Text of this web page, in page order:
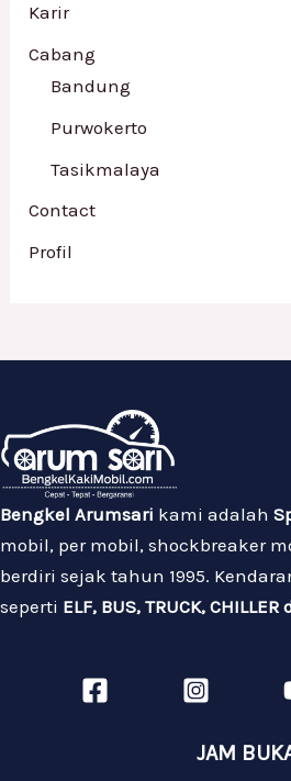
Karir
Cabang
Bandung
Purwokerto
Tasikmalaya
Contact
Profil
Bengkel Arumsari kami adalah
mobil, per mobil, shockbreaker
berdiri sejak tahun 1995.
seperti ELF, BUS, TRUCK, CHILLER
JAM